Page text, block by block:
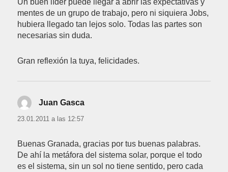
mentes de un grupo de trabajo, pero ni siquiera Jobs,
hubiera llegado tan lejos solo. Todas las partes son
necesarias sin duda.
Gran reflexión la tuya, felicidades.
Juan Gasca
23.01.2011 a las 12:57
Buenas Granada, gracias por tus buenas palabras.
De ahí la metáfora del sistema solar, porque el todo
es el sistema, sin un sol no tiene sentido, pero cada